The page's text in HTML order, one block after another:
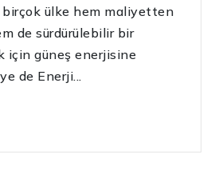
birçok ülke hem maliyetten
de sürdürülebilir bir
için güneş enerjisine
de Enerji...